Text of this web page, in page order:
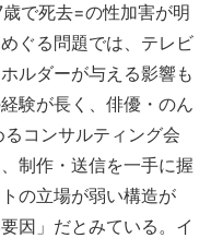
で死去=の性加害が明
ぐる問題では、テレビ
ルダーが与える影響も
験が長く、俳優・のん
コンサルティング会
制作・送信を一手に握
の立場が弱い構造が
因」だとみている。イ